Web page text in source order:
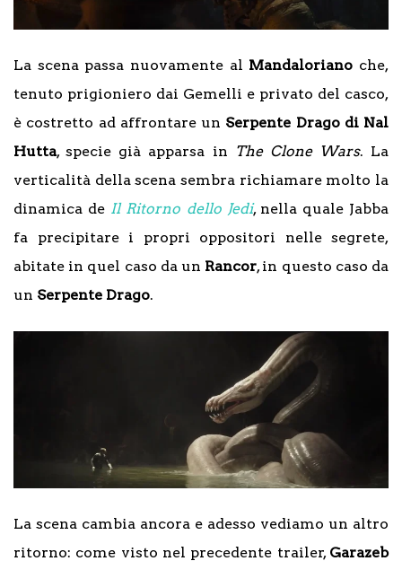
La scena passa nuovamente al Mandaloriano che,
tenuto prigioniero dai Gemelli e privato del casco,
è costretto ad affrontare un Serpente Drago di Nal
Hutta, specie già apparsa in The Clone Wars. La
verticalità della scena sembra richiamare molto la
dinamica de Il Ritorno dello Jedi, nella quale Jabba
fa precipitare i propri oppositori nelle segrete,
abitate in quel caso da un Rancor, in questo caso da
un Serpente Drago.
La scena cambia ancora e adesso vediamo un altro
ritorno: come visto nel precedente trailer, Garazeb